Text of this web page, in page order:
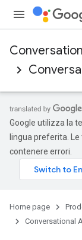
Google utilizza la
lingua preferita.
contenere errori.
Home page
Conversational